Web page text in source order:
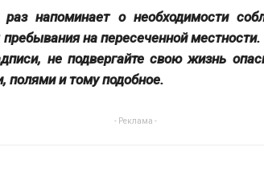
напоминает о необходимости
пребывания на пересеченной
не подвергайте свою жизнь
полями и тому подобное.
- Реклама -